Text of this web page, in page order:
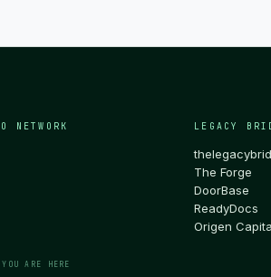
NETWORK
ARE HERE
LEGACY
The Forge
DoorBase
ReadyDocs
Origen